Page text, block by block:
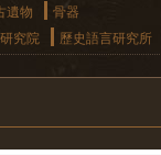
遺物
骨器
究院 歷史語言研究所